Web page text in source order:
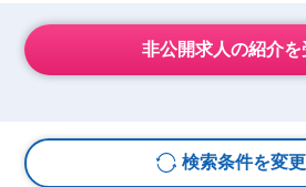
非公開求人の紹介を
検索条件を変